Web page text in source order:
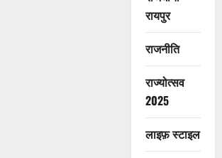
रायपुर
राजनीति
राज्योत्सव
2025
लाइफ़ स्टाइल